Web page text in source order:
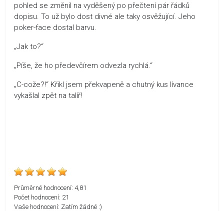
pohled se změnil na vyděšený po přečtení pár řádků
dopisu. To už bylo dost divné ale taky osvěžující. Jeho
poker-face dostal barvu.
„Jak to?“
„Píše, že ho předevčírem odvezla rychlá.“
„C-cože?!“ Křikl jsem překvapeně a chutný kus lívance
vykašlal zpět na talíř!
Průměrné hodnocení: 4,81
Počet hodnocení: 21
Vaše hodnocení: Zatím žádné :)